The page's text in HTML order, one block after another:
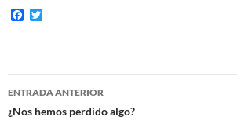
F
o
o
e
r
Navegación
de
ENTRADA ANTERIOR
¿Nos hemos perdido algo?